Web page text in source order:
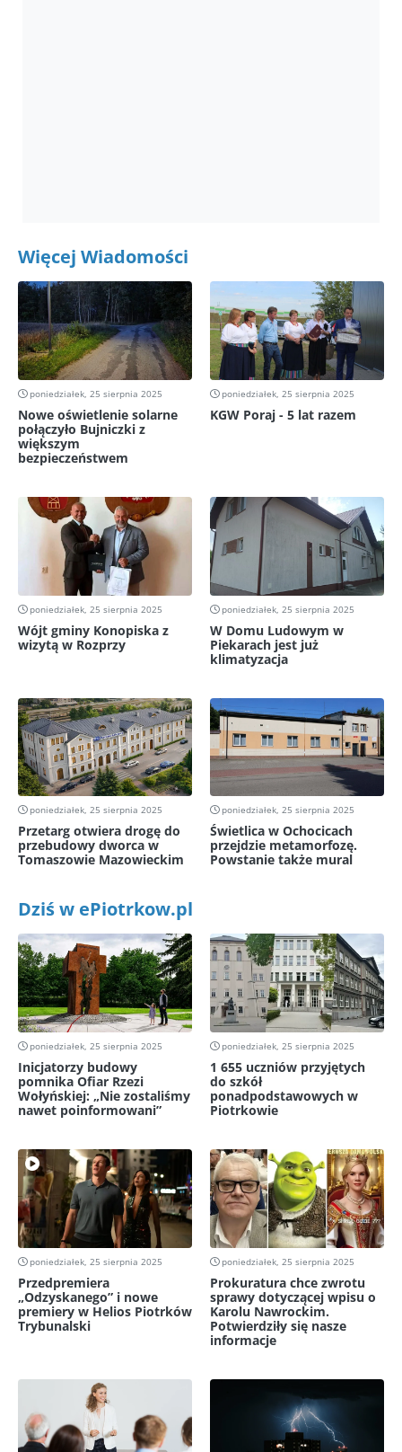
Więcej Wiadomości
poniedziałek, 25 sierpnia 2025
Nowe oświetlenie solarne
połączyło Bujniczki z
większym
bezpieczeństwem
poniedziałek, 25 sierpnia 2025
KGW Poraj - 5 lat razem
poniedziałek, 25 sierpnia 2025
Wójt gminy Konopiska z
wizytą w Rozprzy
poniedziałek, 25 sierpnia 2025
W Domu Ludowym w
Piekarach jest już
klimatyzacja
poniedziałek, 25 sierpnia 2025
Przetarg otwiera drogę do
przebudowy dworca w
Tomaszowie Mazowieckim
poniedziałek, 25 sierpnia 2025
Świetlica w Ochocicach
przejdzie metamorfozę.
Powstanie także mural
Dziś w ePiotrkow.pl
poniedziałek, 25 sierpnia 2025
Inicjatorzy budowy
pomnika Ofiar Rzezi
Wołyńskiej: „Nie zostaliśmy
nawet poinformowani”
poniedziałek, 25 sierpnia 2025
1 655 uczniów przyjętych
do szkół
ponadpodstawowych w
Piotrkowie
poniedziałek, 25 sierpnia 2025
Przedpremiera
„Odzyskanego” i nowe
premiery w Helios Piotrków
Trybunalski
poniedziałek, 25 sierpnia 2025
Prokuratura chce zwrotu
sprawy dotyczącej wpisu o
Karolu Nawrockim.
Potwierdziły się nasze
informacje